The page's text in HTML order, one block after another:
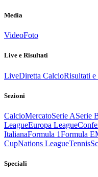
Media
VideoFoto
Live e Risultati
LiveDiretta CalcioRisultati e
Sezioni
CalcioMercatoSerie ASerie
LeagueEuropa League
ItalianaFormula 1Formula E
CupNations LeagueTennis
Speciali